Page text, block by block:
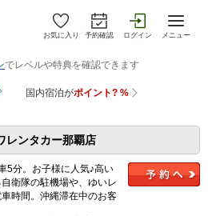
お気に入り 予約確認 ログイン メニュー
レンタカー那覇店
5分。お子様に人気♪高い
衛隊の駐機場や、ゆいレ
時間。沖縄滞在中のお客